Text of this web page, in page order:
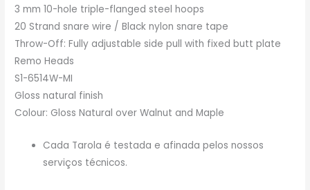
3 mm 10-hole triple-flanged steel hoops
20 Strand snare wire / Black nylon snare tape
Throw-Off: Fully adjustable side pull with fixed butt plate
Remo Heads
S1-6514W-MI
Gloss natural finish
Colour: Gloss Natural over Walnut and Maple
Cada Tarola é testada e afinada pelos nossos
serviços técnicos.